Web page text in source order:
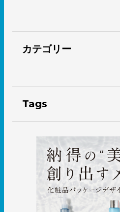
カテゴリー
Tags